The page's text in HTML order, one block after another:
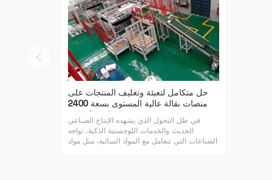
حل متكامل لتعبئة وتغليف المنتجات على
منصات نقالة عالية المستوى بسعة 2400
في ظل التحول الذي يشهده الإنتاج الصناعي
الحديث والخدمات اللوجستية الذكية، تواجه
الصناعات التي تتعامل مع المواد السائبة، مثل مواد